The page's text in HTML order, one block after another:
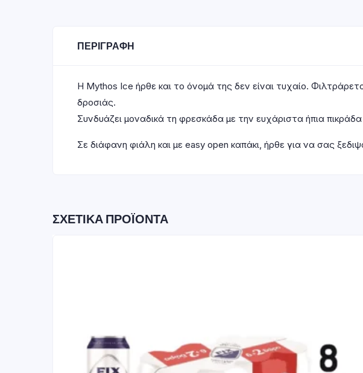
ΠΕΡΙΓΡΑΦΉ
Η Mythos Ice ήρθε και το όνομά της δεν είναι τυχαίο.
δροσιάς.
Συνδυάζει μοναδικά τη φρεσκάδα με την ευχάριστα ήπια
Σε διάφανη φιάλη και με easy open καπάκι, ήρθε για να σας
ΣΧΕΤΙΚΆ ΠΡΟΪΌΝΤΑ